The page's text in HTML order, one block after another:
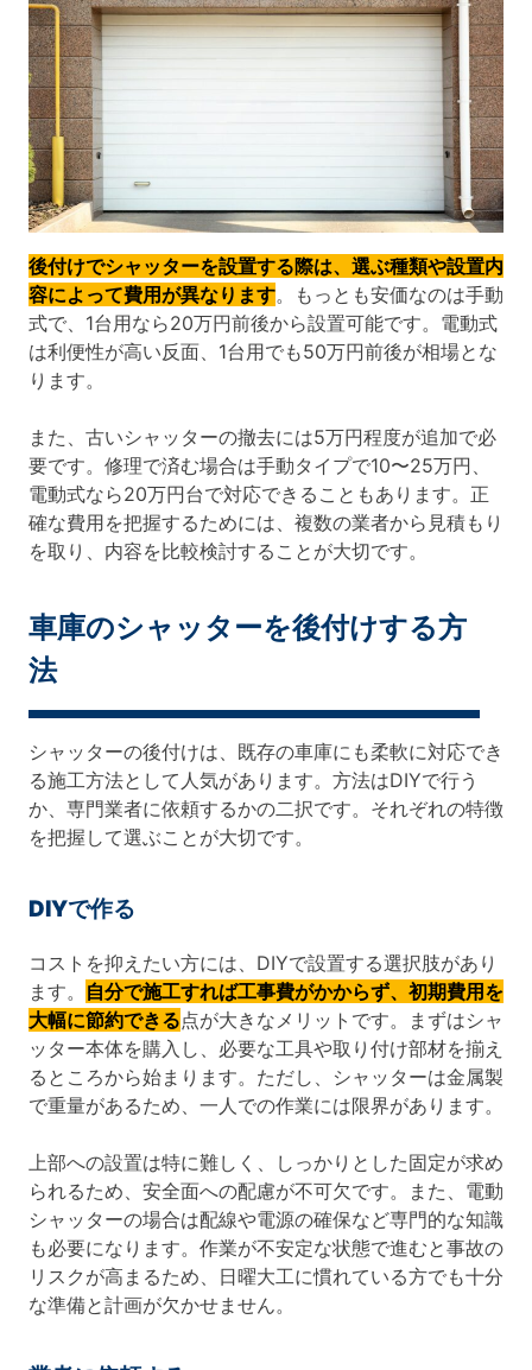
後付けでシャッターを設置する際は、選ぶ種類や設置内
容によって費用が異なります。もっとも安価なのは手動
式で、1台用なら20万円前後から設置可能です。電動式
は利便性が高い反面、1台用でも50万円前後が相場とな
ります。
また、古いシャッターの撤去には5万円程度が追加で必
要です。修理で済む場合は手動タイプで10〜25万円、
電動式なら20万円台で対応できることもあります。正
確な費用を把握するためには、複数の業者から見積もり
を取り、内容を比較検討することが大切です。
車庫のシャッターを後付けする方
法
シャッターの後付けは、既存の車庫にも柔軟に対応でき
る施工方法として人気があります。方法はDIYで行う
か、専門業者に依頼するかの二択です。それぞれの特徴
を把握して選ぶことが大切です。
DIYで作る
コストを抑えたい方には、DIYで設置する選択肢があり
ます。 自分で施工すれば工事費がかからず、初期費用を
大幅に節約できる点が大きなメリットです。まずはシャ
ッター本体を購入し、必要な工具や取り付け部材を揃え
るところから始まります。ただし、シャッターは金属製
で重量があるため、一人での作業には限界があります。
上部への設置は特に難しく、しっかりとした固定が求め
られるため、安全面への配慮が不可欠です。また、電動
シャッターの場合は配線や電源の確保など専門的な知識
も必要になります。作業が不安定な状態で進むと事故の
リスクが高まるため、日曜大工に慣れている方でも十分
な準備と計画が欠かせません。